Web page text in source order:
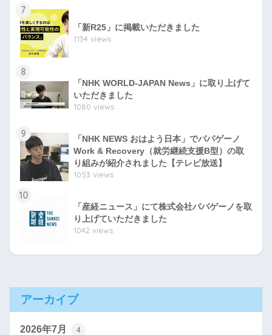
7
「新R25」に掲載いただきました
1134 views
8
「NHK WORLD-JAPAN News」に取り上げて
いただきました
1080 views
9
「NHK NEWS おはよう日本」でパパゲーノ
Work & Recovery（就労継続支援B型）の取
り組みが紹介されました【テレビ放送】
1053 views
10
「産経ニュース」にて株式会社パパゲーノを取
り上げていただきました
1042 views
アーカイブ
2026年7月 4